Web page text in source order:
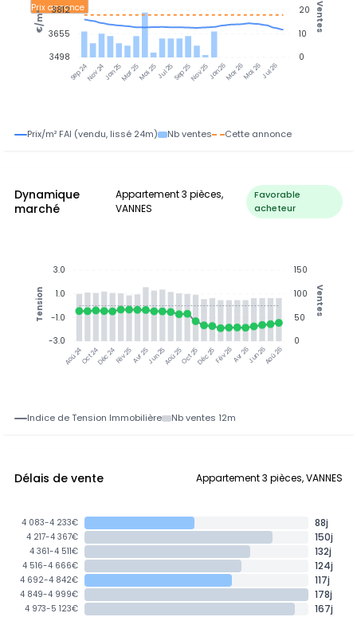
Sep 24Nov 24Jan 25Mar 25Mai 25Jul 25Sep 25Nov 25Jan 26Mar 26Mai 26Jul 26
Prix annonce
20
10
0
Ventes
3812
3655
3498
€/m²
Prix/m² FAI (vendu, lissé 24m) Nb ventes Cette annonce
Dynamique
marché
Appartement 3 pièces,
VANNES
Favorable
acheteur
Aoû 24Oct 24Déc 24Fév 25Avr 25Jun 25Aoû 25Oct 25Déc 25Fév 26Avr 26Jun 26Aoû 26
150
100
50
0
Ventes
3.0
1.0
-1.0
-3.0
Tension
Indice de Tension Immobilière Nb ventes 12m
Délais de vente Appartement 3 pièces, VANNES
4 083-4 233€ 88j
4 217-4 367€ 150j
4 361-4 511€ 132j
4 516-4 666€ 124j
4 692-4 842€ 117j
4 849-4 999€ 178j
4 973-5 123€ 167j